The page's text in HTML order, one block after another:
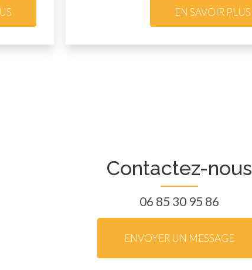
EN SAVOIR PLUS
Contactez-nous
06 85 30 95 86
ENVOYER UN MESSAGE